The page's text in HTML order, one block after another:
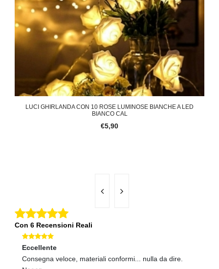
LUCI GHIRLANDA CON 10 ROSE LUMINOSE BIANCHE A LED
BIANCO CAL
€5,90
Con 6 Recensioni Reali
Eccellente
Consegna veloce, materiali conformi... nulla da dire.